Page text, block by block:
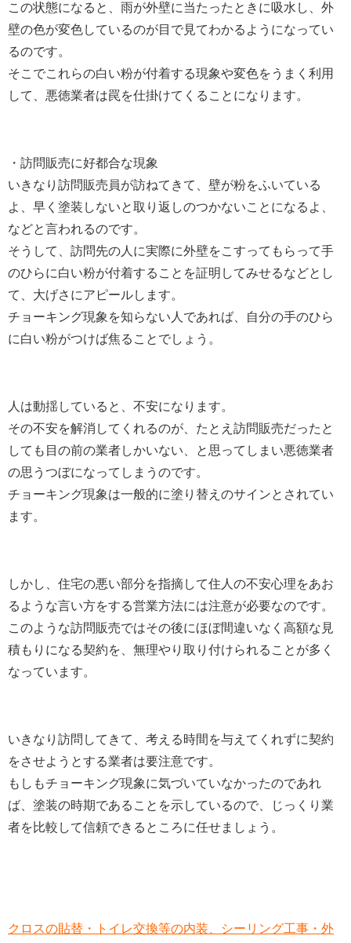
この状態になると、雨が外壁に当たったときに吸水し、外
壁の色が変色しているのが目で見てわかるようになってい
るのです。
そこでこれらの白い粉が付着する現象や変色をうまく利用
して、悪徳業者は罠を仕掛けてくることになります。
・訪問販売に好都合な現象
いきなり訪問販売員が訪ねてきて、壁が粉をふいている
よ、早く塗装しないと取り返しのつかないことになるよ、
などと言われるのです。
そうして、訪問先の人に実際に外壁をこすってもらって手
のひらに白い粉が付着することを証明してみせるなどとし
て、大げさにアピールします。
チョーキング現象を知らない人であれば、自分の手のひら
に白い粉がつけば焦ることでしょう。
人は動揺していると、不安になります。
その不安を解消してくれるのが、たとえ訪問販売だったと
しても目の前の業者しかいない、と思ってしまい悪徳業者
の思うつぼになってしまうのです。
チョーキング現象は一般的に塗り替えのサインとされてい
ます。
しかし、住宅の悪い部分を指摘して住人の不安心理をあお
るような言い方をする営業方法には注意が必要なのです。
このような訪問販売ではその後にほぼ間違いなく高額な見
積もりになる契約を、無理やり取り付けられることが多く
なっています。
いきなり訪問してきて、考える時間を与えてくれずに契約
をさせようとする業者は要注意です。
もしもチョーキング現象に気づいていなかったのであれ
ば、塗装の時期であることを示しているので、じっくり業
者を比較して信頼できるところに任せましょう。
クロスの貼替・トイレ交換等の内装、シーリング工事・外